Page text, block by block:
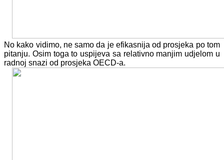
No kako vidimo, ne samo da je efikasnija od prosjeka po tom
pitanju. Osim toga to uspijeva sa relativno manjim udjelom u
radnoj snazi od prosjeka OECD-a.